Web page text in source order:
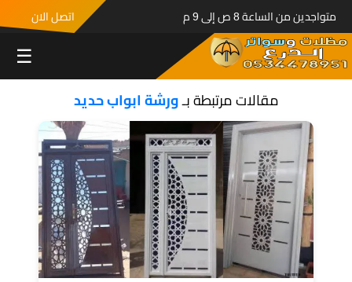
متواجدين من الساعة 8 ص إلى 9 م اتصل الان
☰
مقالات مرتبطة بـورشة ابواب حديد